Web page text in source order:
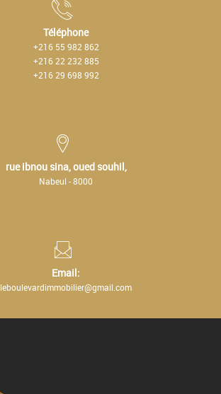
Téléphone
+216 55 982 862
+216 22 232 885
+216 29 698 992
rue ibnou sina, oued souhil,
Nabeul - 8000
Email:
leboulevardimmobilier@gmail.com